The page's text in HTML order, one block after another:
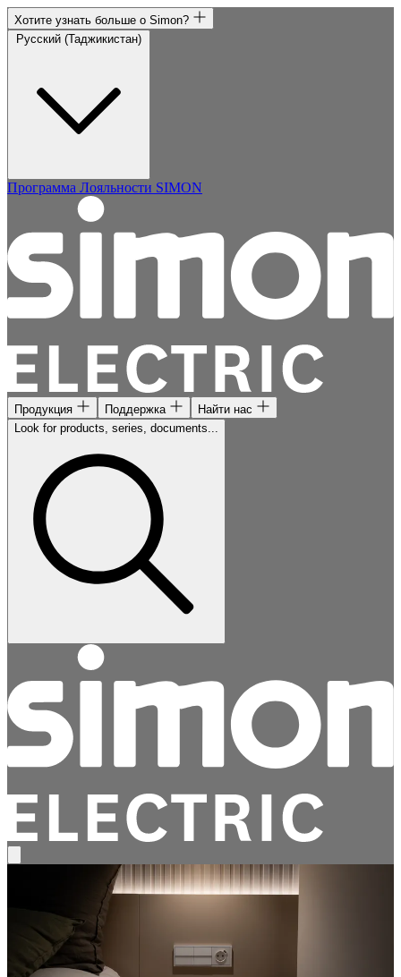
Хотите узнать больше о Simon?
Программа Лояльности SIMON
Продукция Поддержка
Найти нас
Look for products, series, documents...